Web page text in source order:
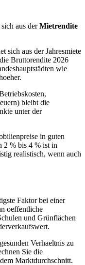
aus derMietrendite
sich aus der Jahresmiete
Bruttorendite 2026
wie
bleibt die
unter der
in guten
2 % bis 4 % ist in
realistisch, wenn auch
Faktor bei einer
oeffentliche
und Grünflächen
Verhaeltnis zu
Sie die
Marktdurchschnitt.